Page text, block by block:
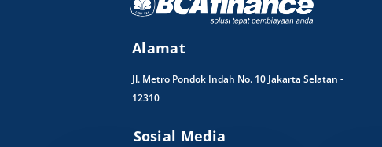
Alamat
Jl. Metro Pondok Indah No. 10 Jakarta Selatan -
12310
Sosial Media